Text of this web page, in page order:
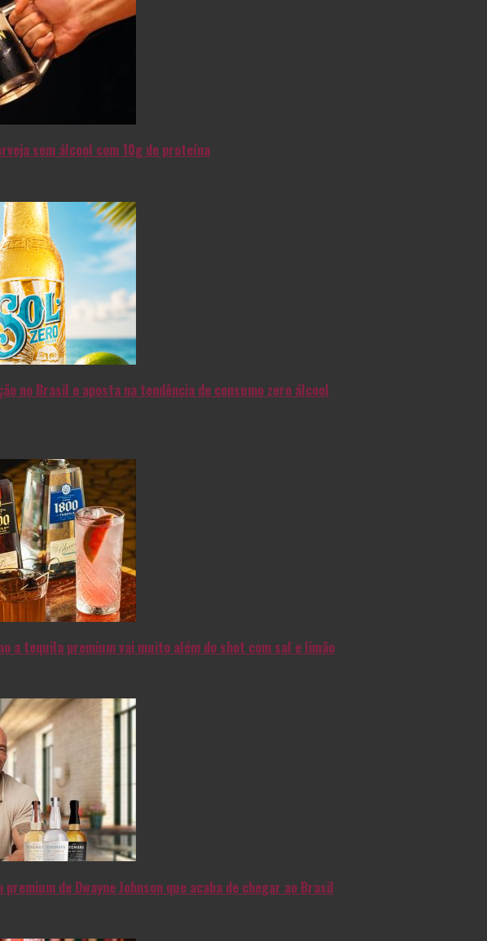
sem álcool com 10g de proteína
no Brasil e aposta na tendência de consumo zero álcool
a tequila premium vai muito além do shot com sal e limão
de Dwayne Johnson que acaba de chegar ao Brasil